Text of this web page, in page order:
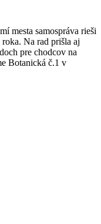
mesta samospráva rieši
Na rad prišla aj
pre chodcov na
Botanická č.1 v